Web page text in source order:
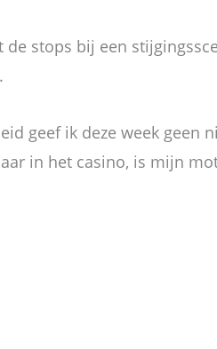
stops bij een
geef ik deze week geen
in het casino, is mijn